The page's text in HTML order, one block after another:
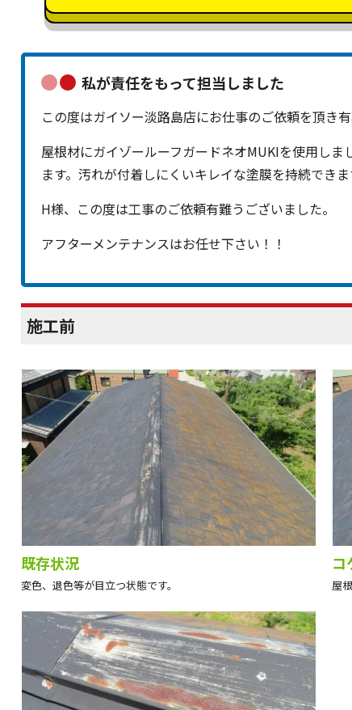
私が責任をもって担当しました
この度はガイソー淡路島店にお仕事のご依頼を頂き有
屋根材にガイゾールーフガードネオMUKIを使用し
ます。汚れが付着しにくいキレイな塗膜を持続できま
H様、この度は工事のご依頼有難うございました。
アフターメンテナンスはお任せ下さい！！
施工前
既存状況
変色、退色等が目立つ状態です。
コ
屋